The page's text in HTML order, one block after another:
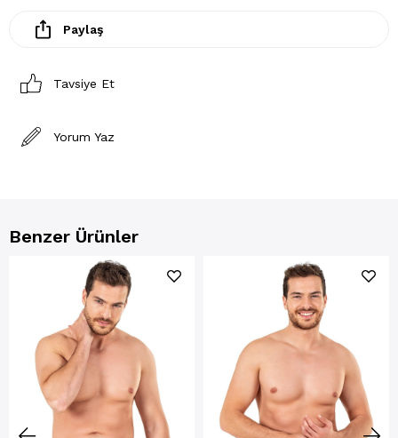
Paylaş
Tavsiye Et
Yorum Yaz
Benzer Ürünler